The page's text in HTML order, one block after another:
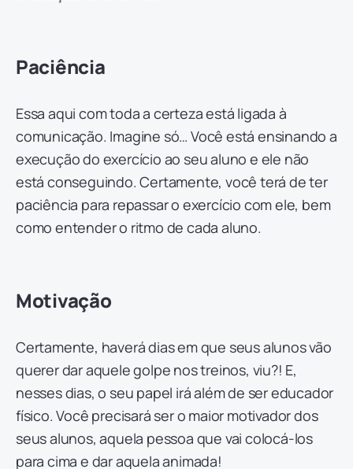
Paciência
Essa aqui com toda a certeza está ligada à
comunicação. Imagine só… Você está ensinando a
execução do exercício ao seu aluno e ele não
está conseguindo. Certamente, você terá de ter
paciência para repassar o exercício com ele, bem
como entender o ritmo de cada aluno.
Motivação
Certamente, haverá dias em que seus alunos vão
querer dar aquele golpe nos treinos, viu?! E,
nesses dias, o seu papel irá além de ser educador
físico. Você precisará ser o maior motivador dos
seus alunos, aquela pessoa que vai colocá-los
para cima e dar aquela animada!